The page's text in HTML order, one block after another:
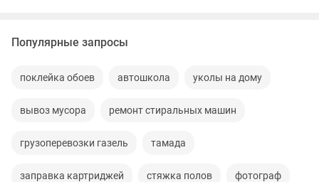
Популярные запросы
поклейка обоев автошкола уколы на дому
вывоз мусора ремонт стиральных машин
грузоперевозки газель тамада
заправка картриджей стяжка полов фотограф